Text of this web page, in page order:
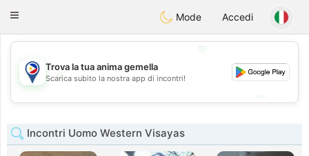
PhilippinesChat
Toggle
Mode Accedi
💖
💕
Trova la tua anima gemella
Scarica subito la nostra app di incontri!
Incontri Uomo Western Visayas